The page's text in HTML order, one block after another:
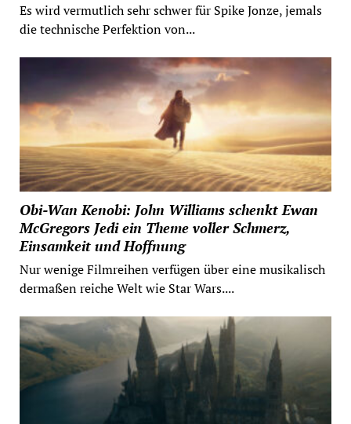
Es wird vermutlich sehr schwer für Spike Jonze, jemals
die technische Perfektion von...
Obi-Wan Kenobi: John Williams schenkt Ewan
McGregors Jedi ein Theme voller Schmerz,
Einsamkeit und Hoffnung
Nur wenige Filmreihen verfügen über eine musikalisch
dermaßen reiche Welt wie Star Wars....